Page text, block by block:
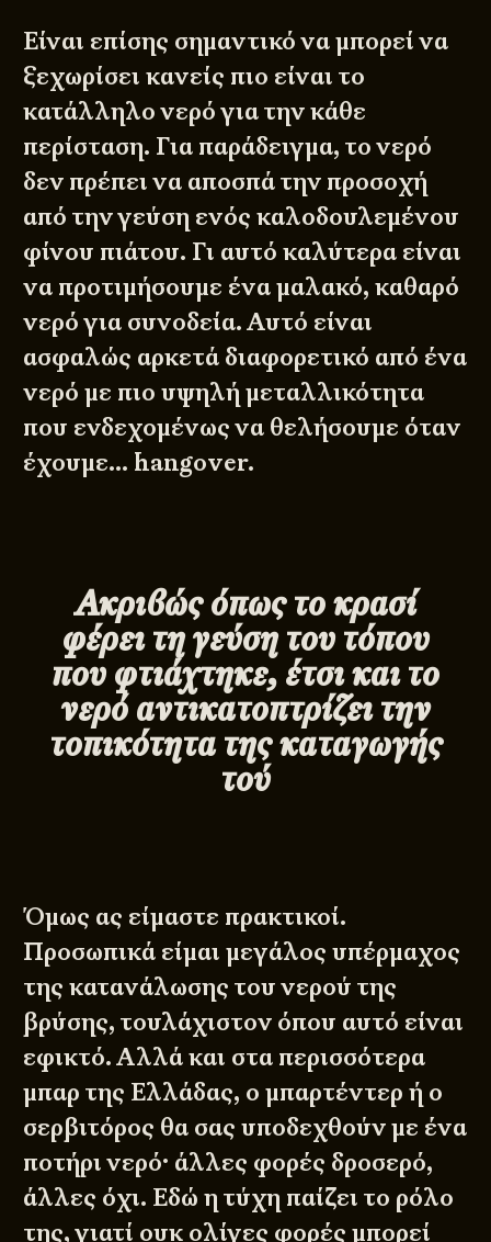
Είναι επίσης σημαντικό να μπορεί να
ξεχωρίσει κανείς πιο είναι το
κατάλληλο νερό για την κάθε
περίσταση. Για παράδειγμα, το νερό
δεν πρέπει να αποσπά την προσοχή
από την γεύση ενός καλοδουλεμένου
φίνου πιάτου. Γι αυτό καλύτερα είναι
να προτιμήσουμε ένα μαλακό, καθαρό
νερό για συνοδεία. Αυτό είναι
ασφαλώς αρκετά διαφορετικό από ένα
νερό με πιο υψηλή μεταλλικότητα
που ενδεχομένως να θελήσουμε όταν
έχουμε… hangover.
Ακριβώς όπως το κρασί
φέρει τη γεύση του τόπου
που φτιάχτηκε, έτσι και το
νερό αντικατοπτρίζει την
τοπικότητα της καταγωγής
τού
Όμως ας είμαστε πρακτικοί.
Προσωπικά είμαι μεγάλος υπέρμαχος
της κατανάλωσης του νερού της
βρύσης, τουλάχιστον όπου αυτό είναι
εφικτό. Αλλά και στα περισσότερα
μπαρ της Ελλάδας, ο μπαρτέντερ ή ο
σερβιτόρος θα σας υποδεχθούν με ένα
ποτήρι νερό· άλλες φορές δροσερό,
άλλες όχι. Εδώ η τύχη παίζει το ρόλο
της, γιατί ουκ ολίγες φορές μπορεί